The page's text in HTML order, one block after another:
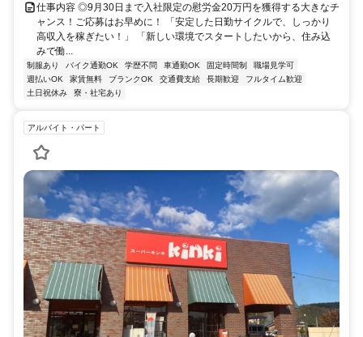
仕事内容 ◎9月30日まで入社限定の慰労金20万円を獲得する大きなチ
ャンス！ご応募はお早めに！ 「安定した日勤サイクルで、しっかり
高収入を稼ぎたい！」 「新しい環境でスタートしたいから、住み込
みで働...
制服あり バイク通勤OK 学歴不問 車通勤OK 固定時間制
職場見学可
週払いOK
家賃無料 ブランクOK 交通費支給 長期歓迎
フルタイム歓迎
土日祝休み
寮・社宅あり
アルバイト・パート